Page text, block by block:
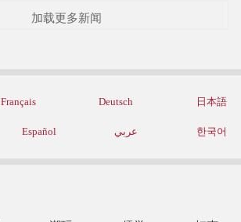
加载更多新闻
Français Deutsch 日本語
Español عربي 한국어